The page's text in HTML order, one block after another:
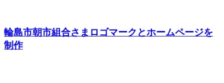
輪島市朝市組合さまロゴマークとホームページを
制作